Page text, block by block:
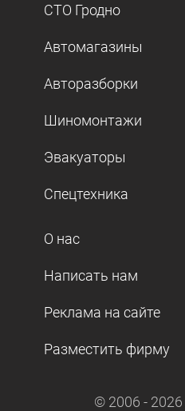
СТО Гродно
Автомагазины
Авторазборки
Шиномонтажи
Эвакуаторы
Спецтехника
О нас
Написать нам
Реклама на сайте
Разместить фирму
© 2006 - 2026